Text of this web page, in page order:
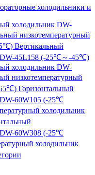
холодильники и
холодильник DW-
низкотемпературный
Вертикальный
DW-45L158 (-25℃～-45℃)
холодильник DW-
низкотемпературный
Горизонтальный
DW-60W105 (-25℃
холодильник
DW-60W308 (-25℃
холодильник